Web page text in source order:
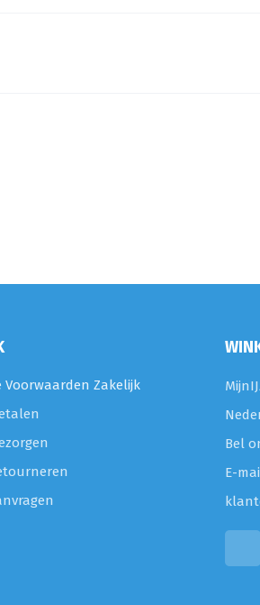
Voorwaarden Zakelijk
Bel
E-